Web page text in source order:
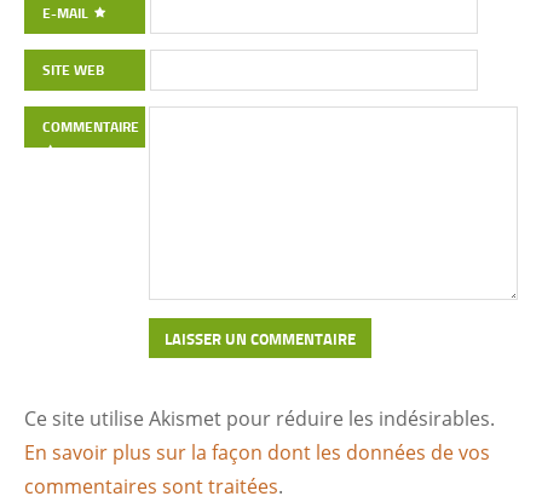
E-MAIL
SITE WEB
COMMENTAIRE
Ce site utilise Akismet pour réduire les indésirables.
En savoir plus sur la façon dont les données de vos
commentaires sont traitées.